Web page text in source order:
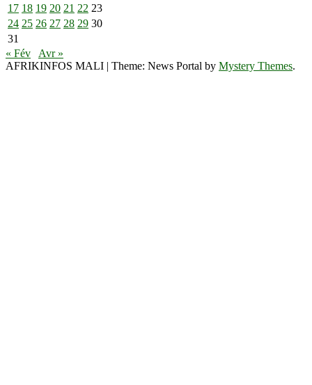
17 18 19 20 21 22 23
24 25 26 27 28 29 30
31
« Fév
Avr »
AFRIKINFOS MALI | Theme: News Portal by Mystery Themes.